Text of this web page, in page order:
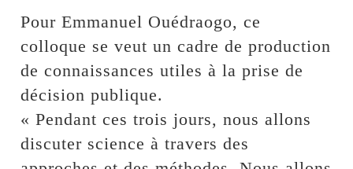
Pour Emmanuel Ouédraogo, ce
colloque se veut un cadre de production
de connaissances utiles à la prise de
décision publique.
« Pendant ces trois jours, nous allons
discuter science à travers des